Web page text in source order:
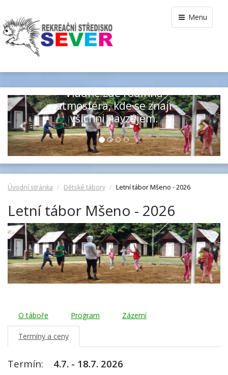
Menu
MŠENO
Vládne zde rodinná
atmosféra, kde se znají
všichni navzájem.
Previous Next
Úvodní stránka Dětské tábory Letní tábor Mšeno - 2026
Letní tábor Mšeno - 2026
O táboře Program Zázemí
Termíny a ceny
Termín:
4.7. - 18.7. 2026